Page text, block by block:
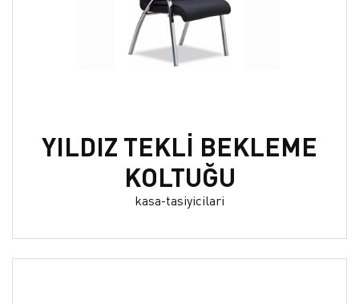
YILDIZ TEKLİ BEKLEME
KOLTUĞU
kasa-tasiyicilari